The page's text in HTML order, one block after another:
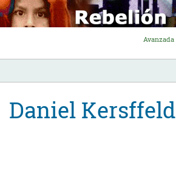
Skip
to
content
Avanzada
Daniel Kersffeld